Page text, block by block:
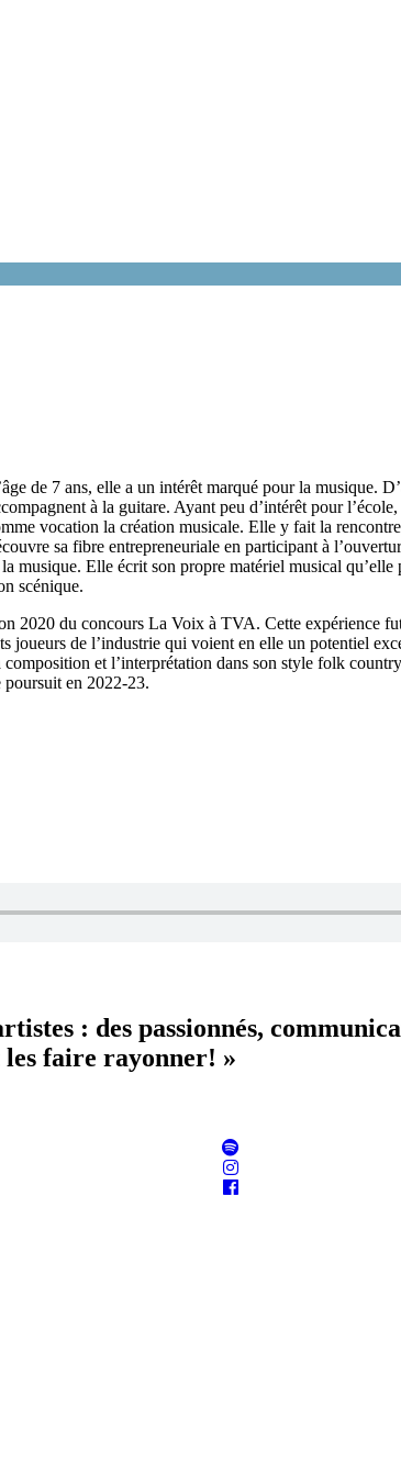
de 7 ans, elle a un intérêt marqué pour la musique.
à la guitare. Ayant peu d’intérêt pour
vocation la création musicale. Elle y fait la
sa fibre entrepreneuriale en participant à
musique. Elle écrit son propre matériel musical
scénique.
2020 du concours La Voix à TVA. Cette expérience
joueurs de l’industrie qui voient en elle un potentiel
et l’interprétation dans son style folk
poursuit en 2022-23.
: des passionnés,
les faire rayonner! »